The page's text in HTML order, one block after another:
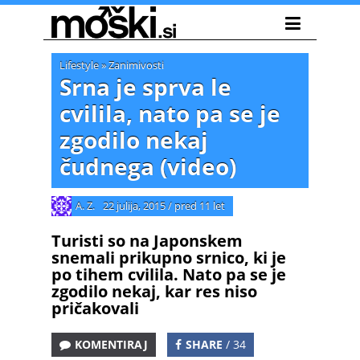
Lifestyle»Zanimivosti
Srna je sprva le
cvilila, nato pa se je
zgodilo nekaj
čudnega (video)
A. Z. 22 julija, 2015/ pred 11 let
Turisti so na Japonskem
snemali prikupno srnico, ki je
po tihem cvilila. Nato pa se je
zgodilo nekaj, kar res niso
pričakovali
KOMENTIRAJ SHARE / 34